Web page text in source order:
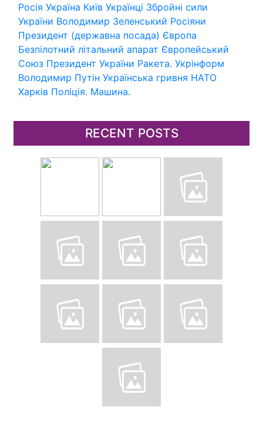
Росія Україна Київ Українці Збройні сили
України Володимир Зеленський Росіяни
Президент (державна посада) Європа
Безпілотний літальний апарат Європейський
Союз Президент України Ракета. Укрінформ
Володимир Путін Українська гривня НАТО
Харків Поліція. Машина.
RECENT POSTS